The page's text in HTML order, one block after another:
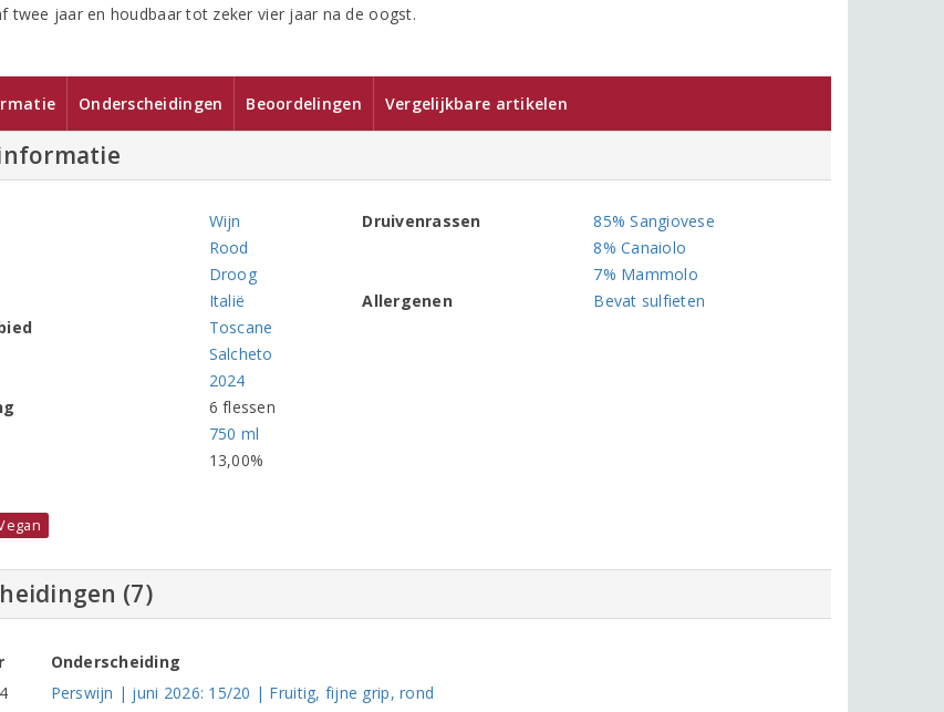
twee jaar en houdbaar tot zeker vier jaar na de oogst.
Onderscheidingen Beoordelingen Vergelijkbare artikelen
Wijn
Rood
Droog
Italië
Toscane
Salcheto
2024
6 flessen
750 ml
13,00%
Druivenrassen
85% Sangiovese
8% Canaiolo
7% Mammolo
Allergenen
Bevat sulfieten
(7)
Onderscheiding
Perswijn | juni 2026: 15/20 | Fruitig, fijne grip, rond